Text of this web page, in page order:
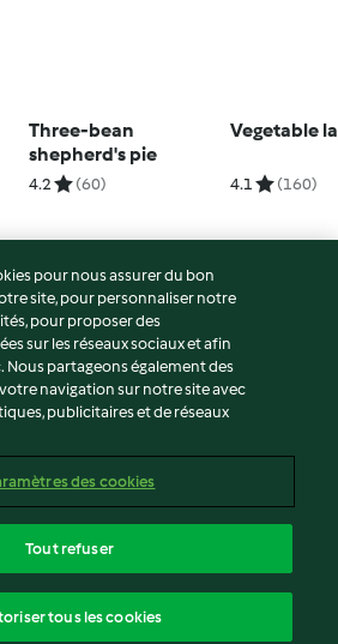
Three-bean
shepherd's pie
4.2 (60)
Vegetable
4.1 (160)
pour nous assurer du bon
site, pour personnaliser notre
pour proposer des
sur les réseaux sociaux et afin
Nous partageons également des
navigation sur notre site avec
publicitaires et de réseaux
des cookies
Tout refuser
tous les cookies